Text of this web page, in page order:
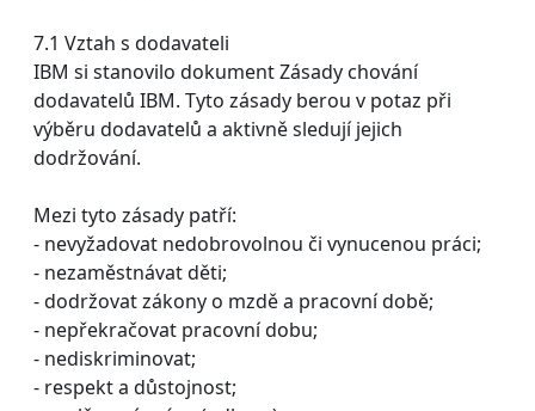
7.1 Vztah s dodavateli
IBM si stanovilo dokument Zásady chování
dodavatelů IBM. Tyto zásady berou v potaz při
výběru dodavatelů a aktivně sledují jejich
dodržování.
Mezi tyto zásady patří:
- nevyžadovat nedobrovolnou či vynucenou práci;
- nezaměstnávat děti;
- dodržovat zákony o mzdě a pracovní době;
- nepřekračovat pracovní dobu;
- nediskriminovat;
- respekt a důstojnost;